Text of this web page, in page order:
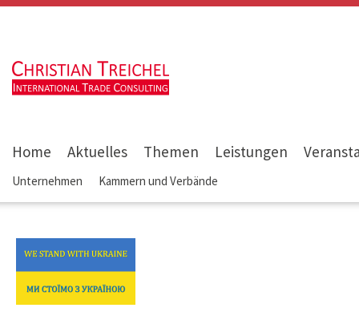
Home Aktuelles Themen Leistungen
Unternehmen Kammern und Verbände